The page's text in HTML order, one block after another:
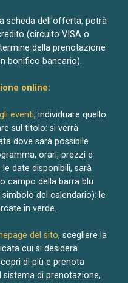
scheda dell'offerta, potrà
(circuito VISA o
della prenotazione
bonifico bancario).
online:
eventi, individuare quello
sul titolo: si verrà
dove sarà possibile
orari, prezzi e
date disponibili, sarà
campo della barra blu
del calendario): le
in verde.
del sito, scegliere la
cui si desidera
di più e prenota
di prenotazione,